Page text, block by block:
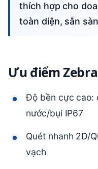
thích hợp cho
toàn diện, sẵn
Ưu điểm Zebra
Độ bền cực cao:
nước/bụi IP67
Quét nhanh 2D/
vạch